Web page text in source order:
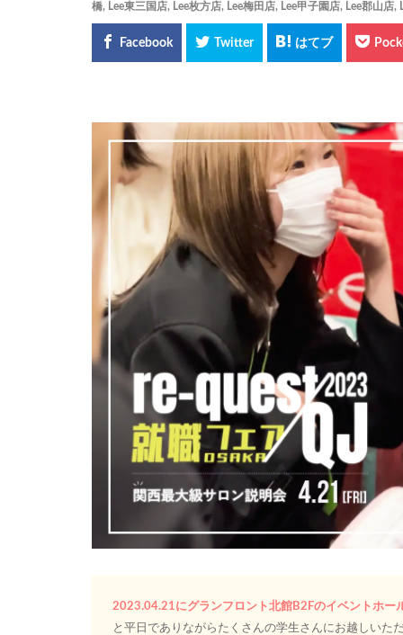
橋, Lee東三国店, Lee枚方店, Lee梅田店, Lee甲子園店, Lee郡山店,
2023.04.21にグランフロント北館B2Fのイベントホー
と平日でありながらたくさんの学生さんにお越しいた